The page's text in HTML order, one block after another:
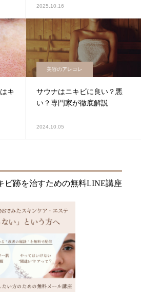
2025.10.16
キ
美容のアレコレ
サウナはニキビに良い？悪
い？専門家が徹底解説
2024.10.05
ビ跡を治すための無料LINE講座